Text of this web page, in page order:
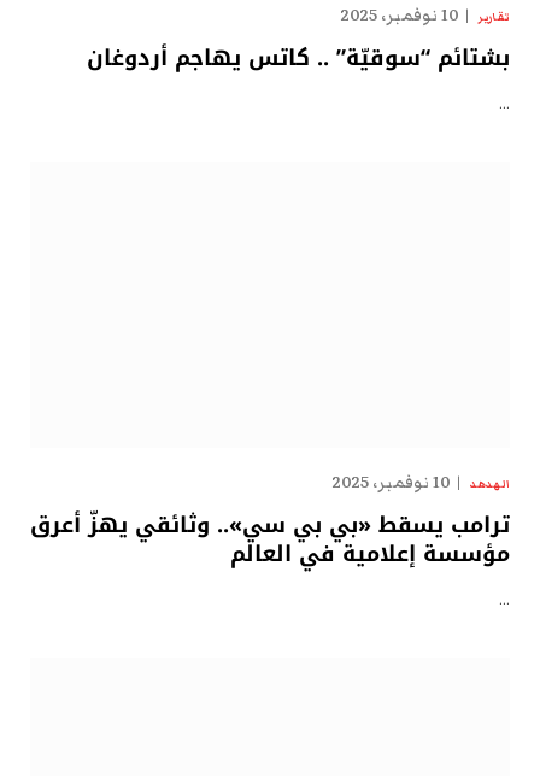
تقارير 10 نوفمبر، 2025
بشتائم “سوقيّة” .. كاتس يهاجم أردوغان
…
الهدهد 10 نوفمبر، 2025
ترامب يسقط «بي بي سي».. وثائقي يهزّ أعرق
مؤسسة إعلامية في العالم
…